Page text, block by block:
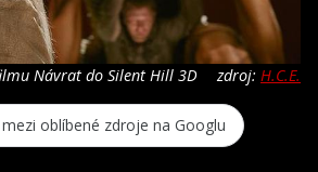
Návrat do Silent Hill 3D zdroj: H.C.E.
oblíbené zdroje na Googlu